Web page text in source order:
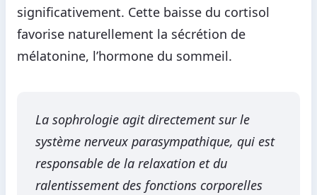
significativement. Cette baisse du cortisol
favorise naturellement la sécrétion de
mélatonine, l’hormone du sommeil.
La sophrologie agit directement sur le
système nerveux parasympathique, qui est
responsable de la relaxation et du
ralentissement des fonctions corporelles